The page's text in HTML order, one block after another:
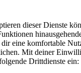
dieser Dienste
eine komfortable
Mit deiner
Drittdienste ein: